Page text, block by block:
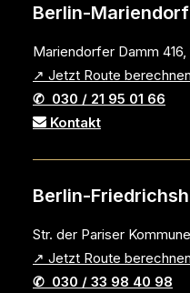
Berlin-Mariendorf
Mariendorfer Damm 416,
↗ Jetzt Route berechnen
✆ 030 / 21 95 01 66
Kontakt
Berlin-
Str. der Pariser
↗ Jetzt Route berechnen
✆ 030 / 33 98 40 98